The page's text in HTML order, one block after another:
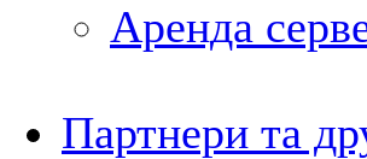
Аренда
Партнери та